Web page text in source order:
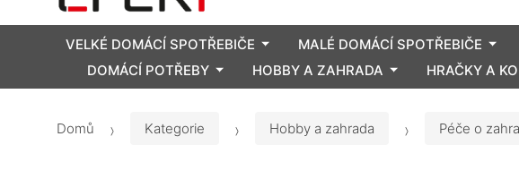
VELKÉ DOMÁCÍ SPOTŘEBIČE MALÉ DOMÁCÍ SPOTŘEBIČE
DOMÁCÍ POTŘEBY
HOBBY A ZAHRADA HRAČKY A
Domů Kategorie Hobby a zahrada Péče o